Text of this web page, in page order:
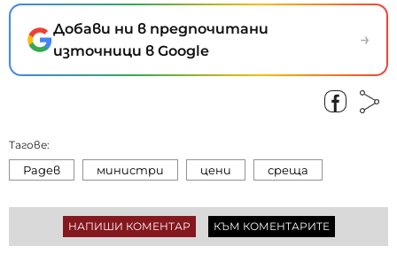
Добави ни в предпочитани
източници в Google
→
Тагове:
Радев министри цени среща
НАПИШИ КОМЕНТАР КЪМ КОМЕНТАРИТЕ